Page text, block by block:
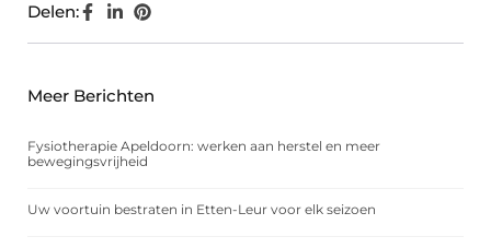
Delen:
Meer Berichten
Fysiotherapie Apeldoorn: werken aan herstel en meer
bewegingsvrijheid
Uw voortuin bestraten in Etten-Leur voor elk seizoen